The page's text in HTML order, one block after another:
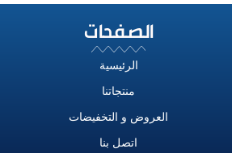
الصفحات
الرئيسية
منتجاتنا
العروض و التخفيضات
اتصل بنا